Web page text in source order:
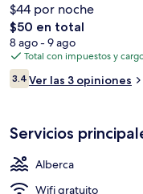
$44 por noche
El
precio
total
es
de
$50 en total
8 ago - 9 ago
Total con impuestos y
Opiniones
3.43.4 de 10,
Ver las 3 opiniones
Servicios
Alberca
Wifi gratuito